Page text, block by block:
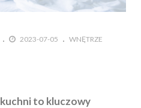
2023-07-05 WNĘTRZE
to kluczowy